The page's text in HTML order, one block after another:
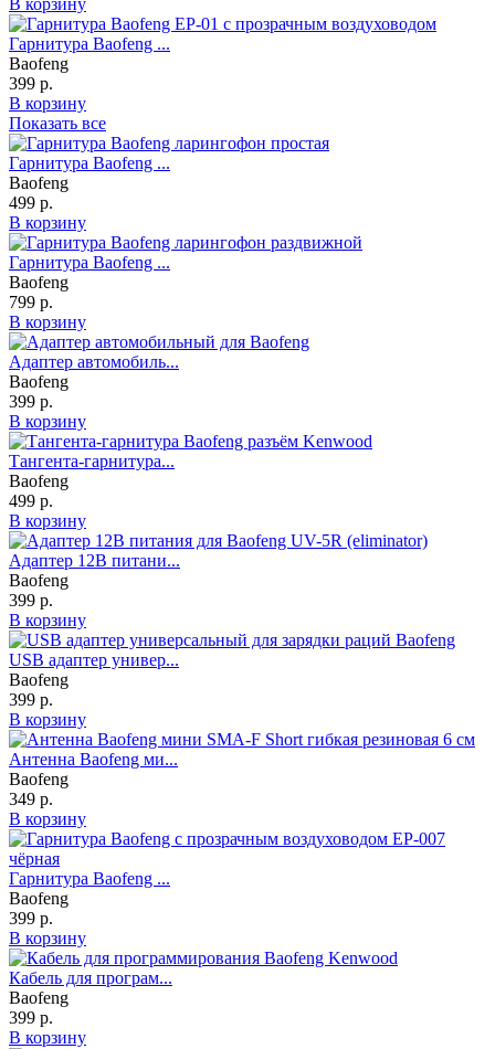
В корзину
Гарнитура Baofeng ...
Baofeng
399 р.
В корзину
Показать все
Гарнитура Baofeng ...
Baofeng
499 р.
В корзину
Гарнитура Baofeng ...
Baofeng
799 р.
В корзину
Адаптер автомобиль...
Baofeng
399 р.
В корзину
Тангента-гарнитура...
Baofeng
499 р.
В корзину
Адаптер 12В питани...
Baofeng
399 р.
В корзину
USB адаптер универ...
Baofeng
399 р.
В корзину
Антенна Baofeng ми...
Baofeng
349 р.
В корзину
Гарнитура Baofeng ...
Baofeng
399 р.
В корзину
Кабель для програм...
Baofeng
399 р.
В корзину